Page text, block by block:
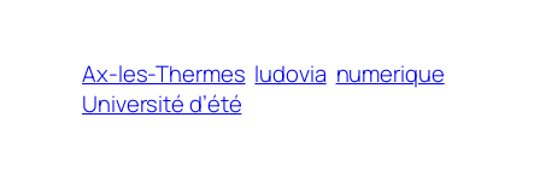
Ax-les-Thermes ludovia numerique
Université d’été